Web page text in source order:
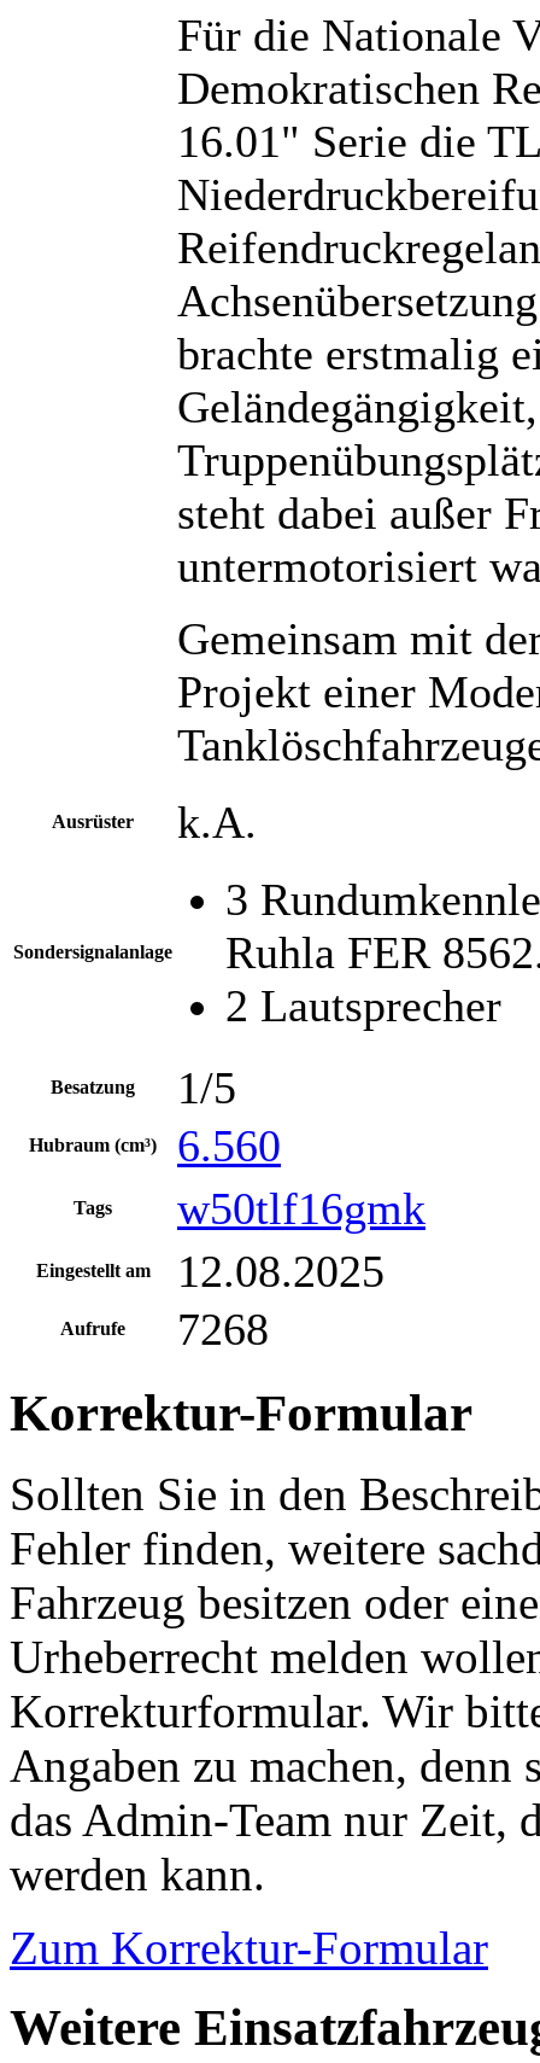
Für die Nationale
Demokratischen
16.01" Serie die
brachte erstmalig
steht dabei außer
untermotorisiert
Gemeinsam mit
Projekt einer
Ausrüster k.A.
Sondersignalanlage
3
Ruhla FER
2 Lautsprecher
Besatzung 1/5
Hubraum (cm³) 6.560
Tags w50tlf16gmk
Eingestellt am 12.08.2025
Aufrufe 7268
Korrektur-Formular
Sollten Sie in den
Fehler finden, weitere
Fahrzeug besitzen oder
Urheberrecht melden
Korrekturformular. Wir
Angaben zu machen,
das Admin-Team nur Zeit,
werden kann.
Zum Korrektur-Formular
Weitere